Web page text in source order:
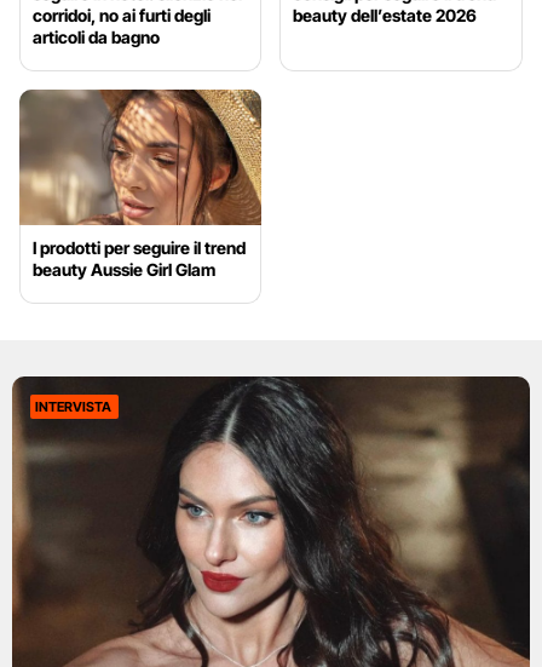
corridoi, no ai furti degli
articoli da bagno
beauty dell’estate 2026
I prodotti per seguire il trend
beauty Aussie Girl Glam
INTERVISTA